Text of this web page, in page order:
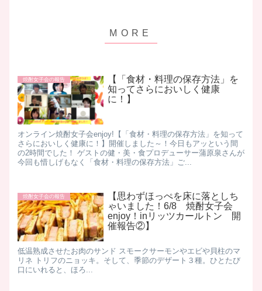
焼酎女子会の報告
【「食材・料理の保存方法」を
知ってさらにおいしく健康
に！】
オンライン焼酎女子会enjoy!【「食材・料理の保存方法」を知って
さらにおいしく健康に！】開催しました～！今日もアッという間
の2時間でした！ ゲストの健・美・食プロデューサー蒲原泉さんが
今回も惜しげもなく「食材・料理の保存方法」ご...
焼酎女子会の報告
【思わずほっぺを床に落としち
ゃいました！6/8 焼酎女子会
enjoy！inリッツカールトン 開
催報告②】
​低温熟成させたお肉のサンド スモークサーモンやエビや貝柱のマ
リネ トリフのニョッキ。 ​ そして、季節のデザート３種。 ​ ​ ひとたび
口にいれると、ほろ...